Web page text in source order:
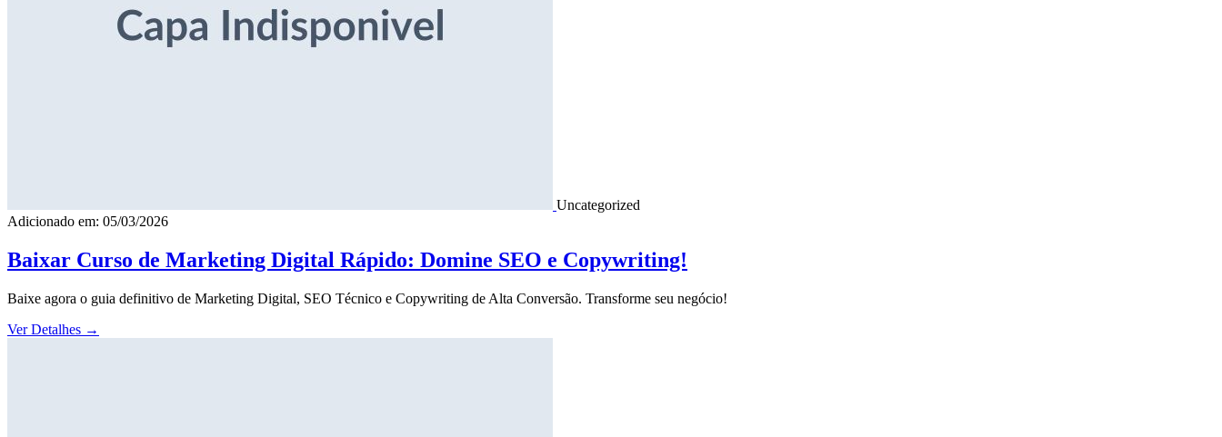
Uncategorized
Adicionado em: 05/03/2026
Baixar Curso de Marketing Digital Rápido: Domine SEO e Copywriting!
Baixe agora o guia definitivo de Marketing Digital, SEO Técnico e Copywriting de Alta Conversão. Transforme seu negócio!
Ver Detalhes →